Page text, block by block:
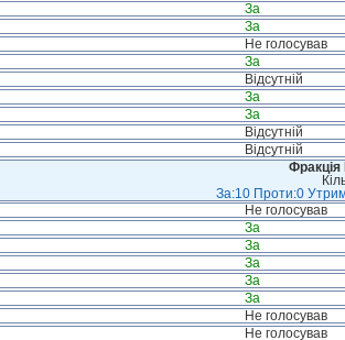
За
За
Не голосував
За
Відсутній
За
За
Відсутній
Відсутній
За:10 Проти:0
Не голосував
За
За
За
За
За
Не голосував
Не голосував